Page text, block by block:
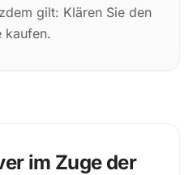
gilt: Klären Sie den
kaufen.
im Zuge der